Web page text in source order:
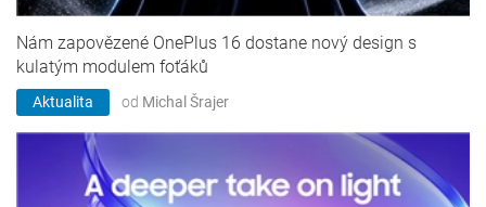
Nám zapovězené OnePlus 16 dostane nový design s
kulatým modulem foťáků
Aktualita od Michal Šrajer